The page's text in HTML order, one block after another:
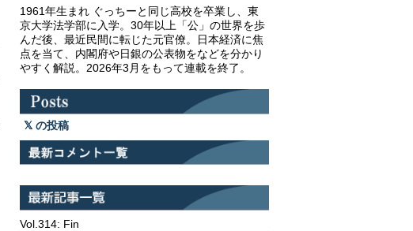
1961年生まれ ぐっちーと同じ高校を卒業し、東
京大学法学部に入学。30年以上「公」の世界を歩
んだ後、最近民間に転じた元官僚。日本経済に焦
点を当て、内閣府や日銀の公表物をなどを分かり
やすく解説。2026年3月をもって連載を終了。
の投稿
Vol.314: Fin